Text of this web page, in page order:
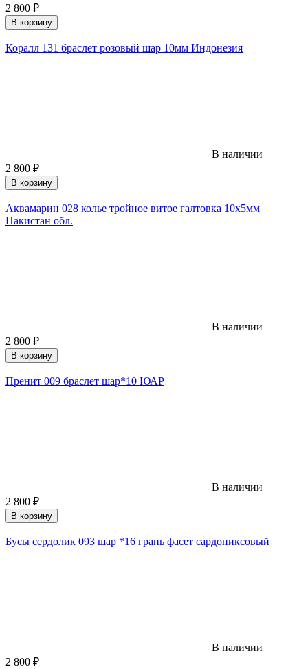
2 800 ₽
В корзину
Коралл 131 браслет розовый шар 10мм Индонезия
В наличии
2 800 ₽
В корзину
Аквамарин 028 колье тройное витое галтовка 10х5мм
Пакистан обл.
В наличии
2 800 ₽
В корзину
Пренит 009 браслет шар*10 ЮАР
В наличии
2 800 ₽
В корзину
Бусы сердолик 093 шар *16 грань фасет сардониксовый
В наличии
2 800 ₽